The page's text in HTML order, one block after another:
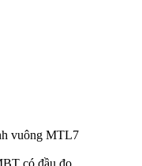
vuông MTL7
có đầu đo